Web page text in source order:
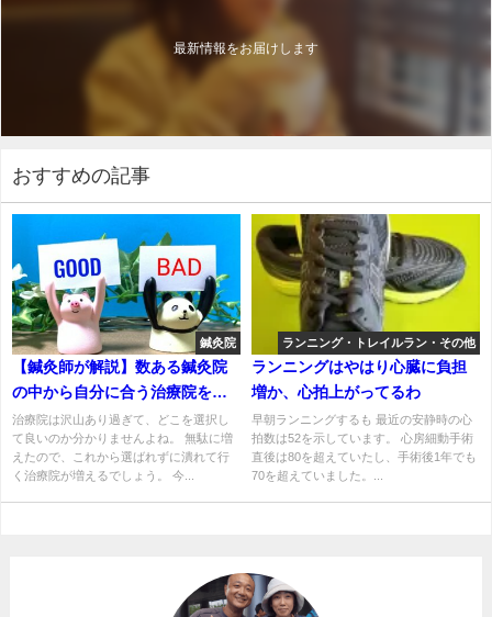
最新情報をお届けします
おすすめの記事
鍼灸院
【鍼灸師が解説】数ある鍼灸院
の中から自分に合う治療院を選
ぶコツ
治療院は沢山あり過ぎて、どこを選択し
て良いのか分かりませんよね。 無駄に増
えたので、これから選ばれずに潰れて行
く治療院が増えるでしょう。 今...
ランニング・トレイルラン・その他
ランニングはやはり心臓に負担
増か、心拍上がってるわ
早朝ランニングするも 最近の安静時の心
拍数は52を示しています。 心房細動手術
直後は80を超えていたし、手術後1年でも
70を超えていました。...